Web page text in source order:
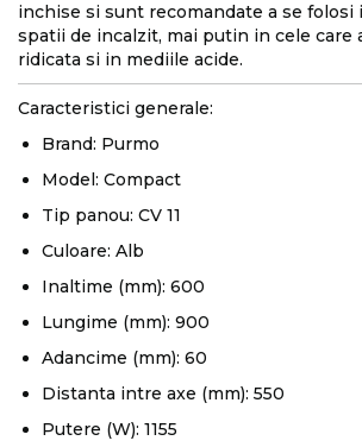
inchise si sunt recomandate a se folosi
spatii de incalzit, mai putin in cele care
ridicata si in mediile acide.
Caracteristici generale:
Brand: Purmo
Model: Compact
Tip panou: CV 11
Culoare: Alb
Inaltime (mm): 600
Lungime (mm): 900
Adancime (mm): 60
Distanta intre axe (mm): 550
Putere (W): 1155